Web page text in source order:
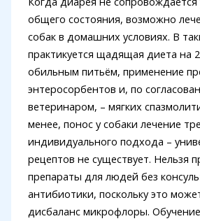
общего состояния, возможно
собак в домашних условиях. В
практикуется щадящая диета на
обильным питьём, применение
энтеросорбентов и, по
ветеринаром, – мягких
менее, понос у собаки лечение
индивидуального подхода –
рецептов не существует. Нельзя
препараты для людей без
антибиотики, поскольку это
дисбаланс микрофлоры.